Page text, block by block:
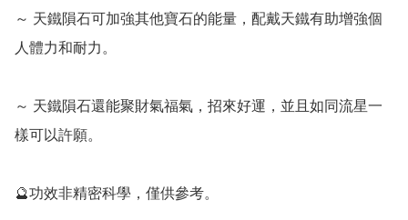
～ 天鐵隕石可加強其他寶石的能量，配戴天鐵有助增強個
人體力和耐力。
～ 天鐵隕石還能聚財氣福氣，招來好運，並且如同流星一
樣可以許願。
🔮功效非精密科學，僅供參考。